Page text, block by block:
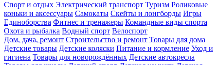
Спорт и отдых Электрический транспорт Туризм Роликовые
коньки и аксессуары Самокаты Скейты и лонгборды Игры
Единоборства Фитнес и тренажеры Командные виды спорта
Охота и рыбалка Водный спорт Велоспорт
Дом, дача, ремонт Строительство и ремонт Товары для дома
Детские товары Детские коляски Питание и кормление Уход и
гигиена Товары для новорождённых Детские автокресла